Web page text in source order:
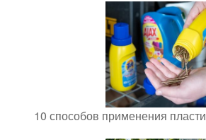
10 способов применения